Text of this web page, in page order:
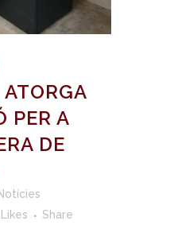
PER A
DE
Likes Share